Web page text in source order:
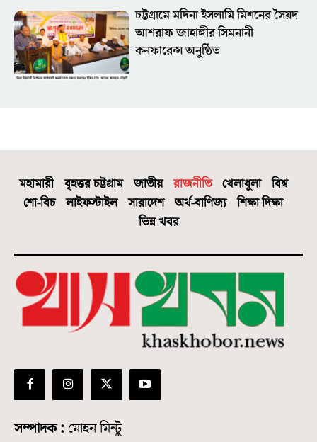
চট্টগ্রামে মদিনা ইসলামি মিশনের সৈয়দ
আশরাফ জাহাঙ্গীর সিমনানী
কনফারেন্স অনুষ্ঠিত
মহামারী বৃহত্তর চট্টগ্রাম জাতীয় রাজনীতি খেলাধুলা
বিশ্ব
শো-বিচ
লাইফস্টাইল সারাদেশ অর্থ-বাণিজ্য
শিক্ষা দিক্ষা
ভিন্ন খবর
সম্পাদক : মোহন মিন্টু